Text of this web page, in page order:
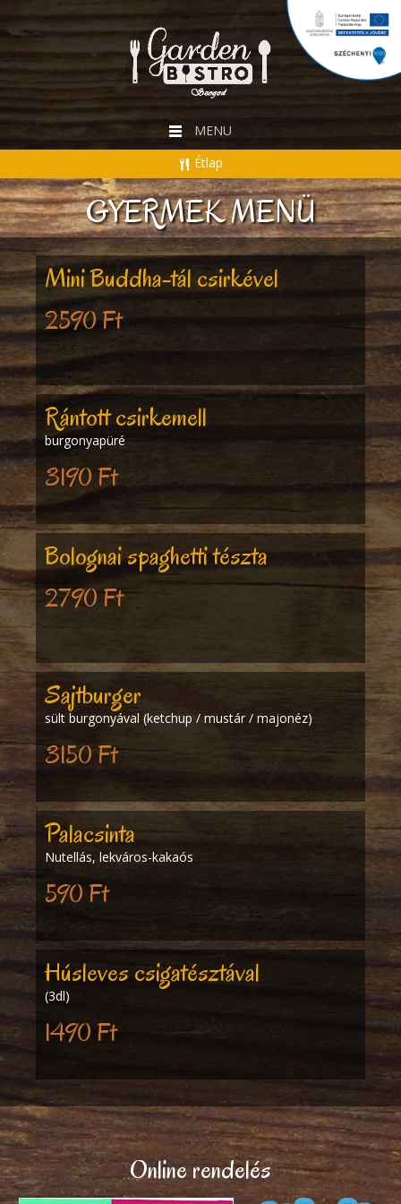
MENU
Étlap
GYERMEK MENÜ
Mini Buddha-tál csirkével
2590 Ft
Rántott csirkemell
burgonyapüré
3190 Ft
Bolognai spaghetti tészta
2790 Ft
Sajtburger
sült burgonyával (ketchup / mustár / majonéz)
3150 Ft
Palacsinta
Nutellás, lekváros-kakaós
590 Ft
Húsleves csigatésztával
(3dl)
1490 Ft
Online rendelés